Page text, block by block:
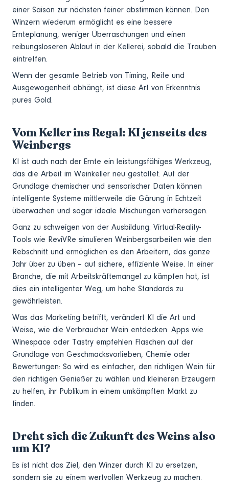
einer Saison zur nächsten feiner abstimmen können. Den
Winzern wiederum ermöglicht es eine bessere
Ernteplanung, weniger Überraschungen und einen
reibungsloseren Ablauf in der Kellerei, sobald die Trauben
eintreffen.
Wenn der gesamte Betrieb von Timing, Reife und
Ausgewogenheit abhängt, ist diese Art von Erkenntnis
pures Gold.
Vom Keller ins Regal: KI jenseits des
Weinbergs
KI ist auch nach der Ernte ein leistungsfähiges Werkzeug,
das die Arbeit im Weinkeller neu gestaltet. Auf der
Grundlage chemischer und sensorischer Daten können
intelligente Systeme mittlerweile die Gärung in Echtzeit
überwachen und sogar ideale Mischungen vorhersagen.
Ganz zu schweigen von der Ausbildung: Virtual-Reality-
Tools wie ReviVRe simulieren Weinbergsarbeiten wie den
Rebschnitt und ermöglichen es den Arbeitern, das ganze
Jahr über zu üben – auf sichere, effiziente Weise. In einer
Branche, die mit Arbeitskräftemangel zu kämpfen hat, ist
dies ein intelligenter Weg, um hohe Standards zu
gewährleisten.
Was das Marketing betrifft, verändert KI die Art und
Weise, wie die Verbraucher Wein entdecken. Apps wie
Winespace oder Tastry empfehlen Flaschen auf der
Grundlage von Geschmacksvorlieben, Chemie oder
Bewertungen: So wird es einfacher, den richtigen Wein für
den richtigen Genießer zu wählen und kleineren Erzeugern
zu helfen, ihr Publikum in einem umkämpften Markt zu
finden.
Dreht sich die Zukunft des Weins also
um KI?
Es ist nicht das Ziel, den Winzer durch KI zu ersetzen,
sondern sie zu einem wertvollen Werkzeug zu machen.